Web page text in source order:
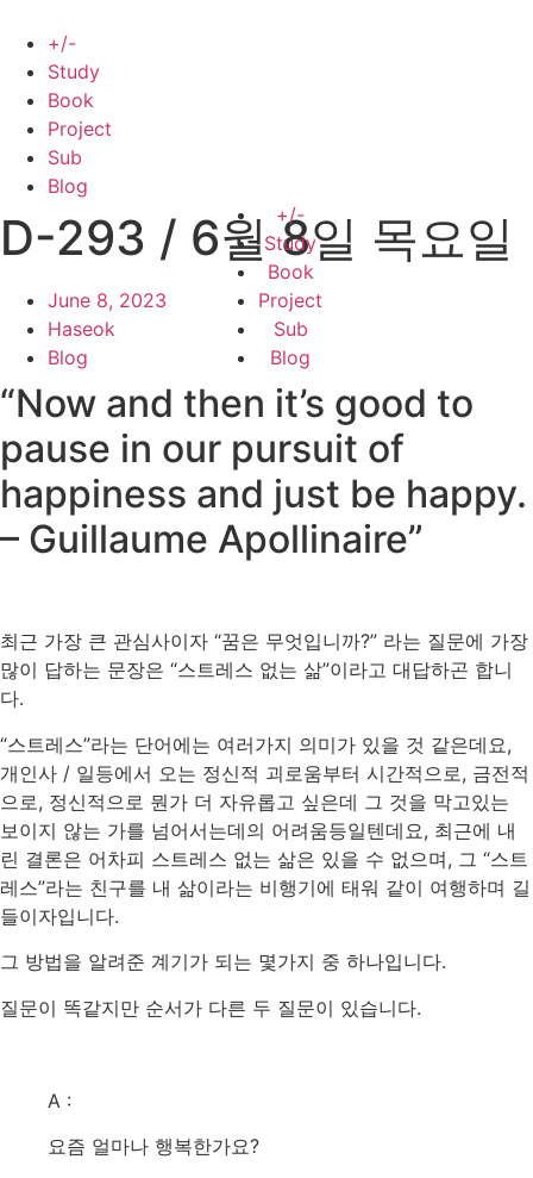
content
+/-
Study
Book
Project
Sub
Blog
+/-
Study
Book
Project
Sub
Blog
D-293 / 6월 8일 목요일
June 8, 2023
Haseok
Blog
“Now and then it’s good to
pause in our pursuit of
happiness and just be happy.
– Guillaume Apollinaire”
최근 가장 큰 관심사이자 “꿈은 무엇입니까?” 라는 질문에 가장
많이 답하는 문장은 “스트레스 없는 삶”이라고 대답하곤 합니
다.
“스트레스”라는 단어에는 여러가지 의미가 있을 것 같은데요,
개인사 / 일등에서 오는 정신적 괴로움부터 시간적으로, 금전적
으로, 정신적으로 뭔가 더 자유롭고 싶은데 그 것을 막고있는
보이지 않는 가를 넘어서는데의 어려움등일텐데요, 최근에 내
린 결론은 어차피 스트레스 없는 삶은 있을 수 없으며, 그 “스트
레스”라는 친구를 내 삶이라는 비행기에 태워 같이 여행하며 길
들이자입니다.
그 방법을 알려준 계기가 되는 몇가지 중 하나입니다.
질문이 똑같지만 순서가 다른 두 질문이 있습니다.
A :
요즘 얼마나 행복한가요?